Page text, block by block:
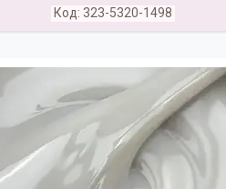
323-5320-1498